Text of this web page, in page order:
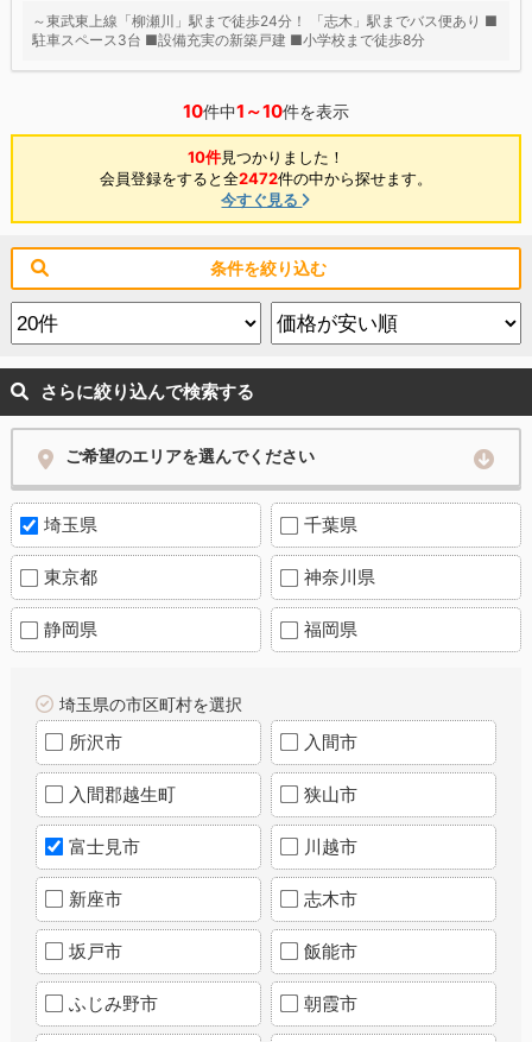
～東武東上線「柳瀬川」駅まで徒歩24分！ 「志木」駅までバス便あり ■
駐車スペース3台 ■設備充実の新築戸建 ■小学校まで徒歩8分
10件中1～10件を表示
10件見つかりました！
会員登録をすると全2472件の中から探せます。
今すぐ見る
条件を絞り込む
さらに絞り込んで検索する
ご希望のエリアを選んでください
埼玉県 千葉県
東京都 神奈川県
静岡県 福岡県
埼玉県の市区町村を選択
所沢市 入間市
入間郡越生町 狭山市
富士見市 川越市
新座市 志木市
坂戸市 飯能市
ふじみ野市 朝霞市